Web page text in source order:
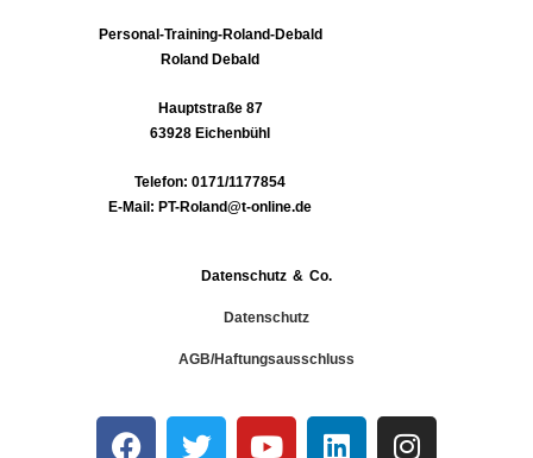
Personal-Training-Roland-Debald
Roland Debald
Hauptstraße 87
63928 Eichenbühl
Telefon: 0171/1177854
E-Mail: PT-Roland@t-online.de
Datenschutz & Co.
Datenschutz
AGB/Haftungsausschluss